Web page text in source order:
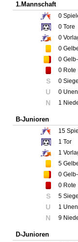
1.Mannschaft
0
0 Tore
0
0
0
0 Rote
S 0
U 0
N 1
B-Junioren
15
1 Tor
1
5
0
0 Rote
S 5
U 1
N 9
D-Junioren